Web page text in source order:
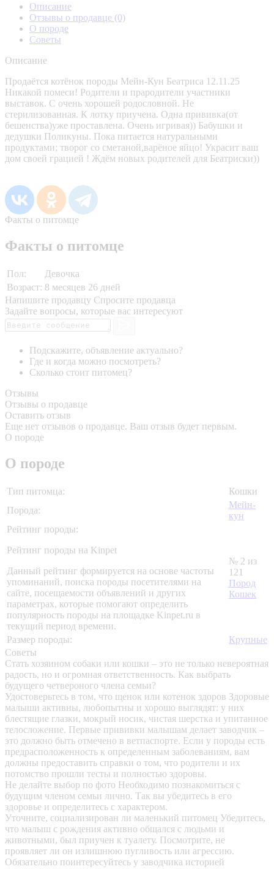
Описание
Отзывы о продавце (0)
О породе
Советы
Описание
Продаётся котёнок породы Мейн-Кун Беатриса 12.11.25
Никакой помеси! Родители и прародители участники
выставок. С очень хорошей родословной. Не
стерилизованная. К лотку приучена. Одна прививка(от
бешенства)уже проставлена. Очень игривая)) Бабушки и
дедушки Поликуны. Пока питается натуральными
продуктами; творог со сметаной,варёное яйцо! Украсит ваш
дом своей грацией ! Ждём новых родителей для Беатриски))
Факты о питомце
Факты о питомце
Пол:
Девочка
Возраст: 8 месяцев 26 дней
Напишите продавцу Спросите продавца
Задайте вопросы, которые вас интересуют
Подскажите, объявление актуально?
Где и когда можно посмотреть?
Сколько стоит питомец?
Отзывы
Отзывы о продавце
Оставить отзыв
Еще нет отзывов о продавце. Ваш отзыв будет первым.
О породе
О породе
Тип питомца:
Кошки
Порода:
Мейн-
кун
Рейтинг породы:
Рейтинг породы на Kinpet
Данный рейтинг формируется на основе частоты
упоминаний, поиска породы посетителями на
сайте, посещаемости объявлений и других
параметрах, которые помогают определить
популярность породы на площадке Kinpet.ru в
текущий период времени.
№ 2 из
121
Пород
Кошек
Размер породы:
Крупные
Советы
Стать хозяином собаки или кошки – это не только невероятная
радость, но и огромная ответственность. Как выбрать
будущего четвероного члена семьи?
Удостоверьтесь в том, что щенок или котенок здоров Здоровые
малыши активны, любопытны и хорошо выглядят: у них
блестящие глазки, мокрый носик, чистая шерстка и упитанное
телосложение. Первые прививки малышам делает заводчик –
это должно быть отмечено в ветпаспорте. Если у породы есть
предрасположенность к определенным заболеваниям, вам
должны предоставить справки о том, что родители и их
потомство прошли тесты и полностью здоровы.
Не делайте выбор по фото Необходимо познакомиться с
будущим членом семьи лично. Так вы убедитесь в его
здоровье и определитесь с характером.
Уточните, социализирован ли маленький питомец Убедитесь,
что малыш с рождения активно общался с людьми и
животными, был приучен к туалету. Посмотрите, не
проявляет ли он излишнюю пугливость или агрессию.
Обязательно поинтересуйтесь у заводчика историей